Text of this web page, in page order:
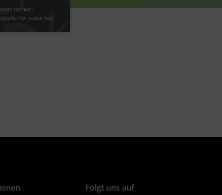
dehnen
Konsonanten
#Selbstlaute
#lange Vokale
#Dehnung
Folgt uns auf